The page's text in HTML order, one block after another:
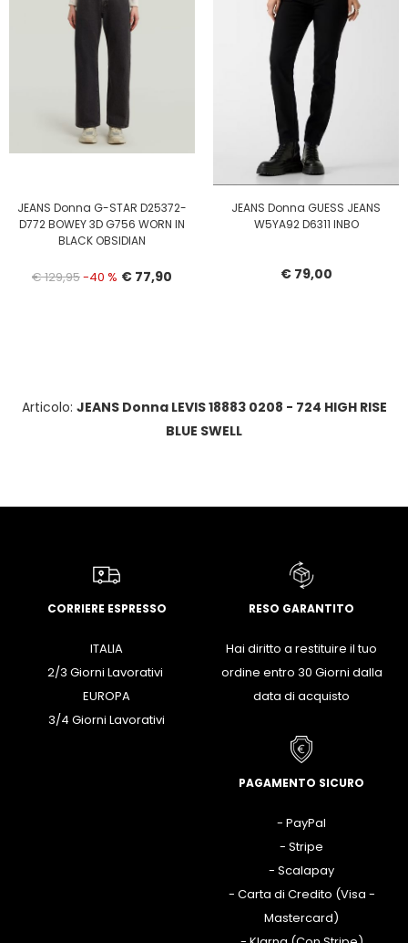
JEANS Donna G-STAR D25372-
D772 BOWEY 3D G756 WORN IN
BLACK OBSIDIAN
€ 129,95-40 % € 77,90
JEANS Donna GUESS JEANS
W5YA92 D6311 INBO
€ 79,00
Articolo: JEANS Donna LEVIS 18883 0208 - 724 HIGH RISE
BLUE SWELL
CORRIERE ESPRESSO
ITALIA
2/3 Giorni Lavorativi
EUROPA
3/4 Giorni Lavorativi
RESO GARANTITO
Hai diritto a restituire il tuo
ordine entro 30 Giorni dalla
data di acquisto
PAGAMENTO SICURO
- PayPal
- Stripe
- Scalapay
- Carta di Credito (Visa -
Mastercard)